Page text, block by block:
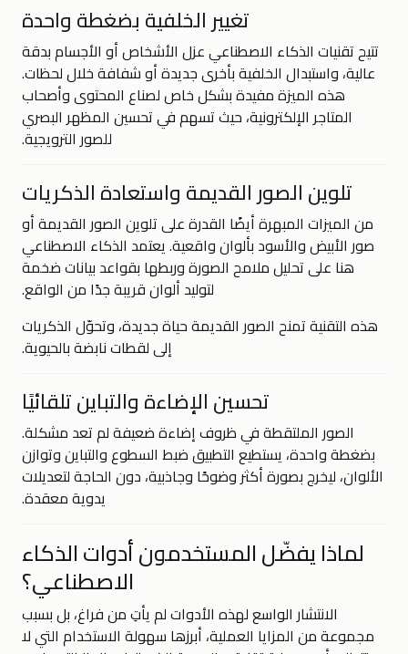
تغيير الخلفية بضغطة واحدة
تتيح تقنيات الذكاء الاصطناعي عزل الأشخاص أو الأجسام بدقة
عالية، واستبدال الخلفية بأخرى جديدة أو شفافة خلال لحظات.
هذه الميزة مفيدة بشكل خاص لصناع المحتوى وأصحاب
المتاجر الإلكترونية، حيث تسهم في تحسين المظهر البصري
للصور الترويجية.
تلوين الصور القديمة واستعادة الذكريات
من الميزات المبهرة أيضًا القدرة على تلوين الصور القديمة أو
صور الأبيض والأسود بألوان واقعية. يعتمد الذكاء الاصطناعي
هنا على تحليل ملامح الصورة وربطها بقواعد بيانات ضخمة
لتوليد ألوان قريبة جدًا من الواقع.
هذه التقنية تمنح الصور القديمة حياة جديدة، وتحوّل الذكريات
إلى لقطات نابضة بالحيوية.
تحسين الإضاءة والتباين تلقائيًا
الصور الملتقطة في ظروف إضاءة ضعيفة لم تعد مشكلة.
بضغطة واحدة، يستطيع التطبيق ضبط السطوع والتباين وتوازن
الألوان، ليخرج بصورة أكثر وضوحًا وجاذبية، دون الحاجة لتعديلات
يدوية معقدة.
لماذا يفضّل المستخدمون أدوات الذكاء
الاصطناعي؟
الانتشار الواسع لهذه الأدوات لم يأتِ من فراغ، بل بسبب
مجموعة من المزايا العملية، أبرزها سهولة الاستخدام التي لا